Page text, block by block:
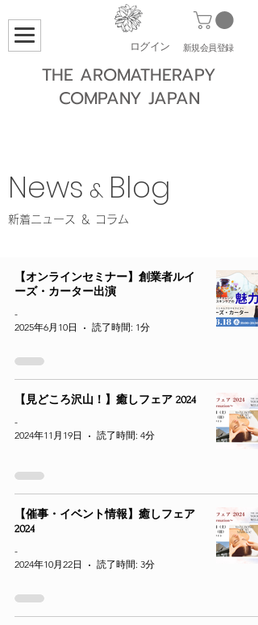
​新規会員登録
ログイン
THE AROMATHERAPY
COMPANY JAPAN
​新着ニュース ＆ コラム
News & Blog
【オンラインセミナー】創業者ルイ
ーズ・カーター出演
-
2025年6月10日
読了時間: 1分
【見どころ沢山！】癒しフェア 2024
-
2024年11月19日
読了時間: 4分
【催事・イベント情報】癒しフェア
2024
-
2024年10月22日
読了時間: 3分